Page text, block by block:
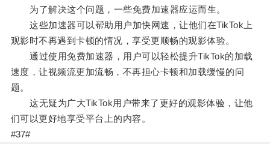
为了解决这个问题，一些免费加速器应运而生。
这些加速器可以帮助用户加快网速，让他们在TikTok上
观影时不再遇到卡顿的情况，享受更顺畅的观影体验。
通过使用免费加速器，用户可以轻松提升TikTok的加载
速度，让视频流更加流畅，不再担心卡顿和加载缓慢的问
题。
这无疑为广大TikTok用户带来了更好的观影体验，让他
们可以更好地享受平台上的内容。
#37#